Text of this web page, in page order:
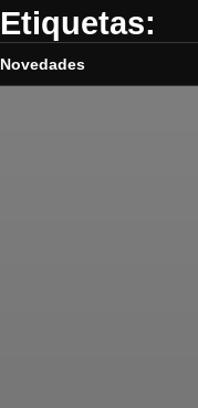
Etiquetas:
Novedades